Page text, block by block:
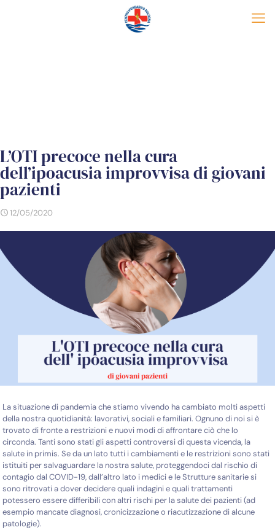
L’OTI precoce nella cura
dell’ipoacusia improvvisa di giovani
pazienti
12/05/2020
La situazione di pandemia che stiamo vivendo ha cambiato molti aspetti
della nostra quotidianità: lavorativi, sociali e familiari. Ognuno di noi si è
trovato di fronte a restrizioni e nuovi modi di affrontare ciò che lo
circonda. Tanti sono stati gli aspetti controversi di questa vicenda, la
salute in primis. Se da un lato tutti i cambiamenti e le restrizioni sono stati
istituiti per salvaguardare la nostra salute, proteggendoci dal rischio di
contagio dal COVID-19, dall’altro lato i medici e le Strutture sanitarie si
sono ritrovati a dover decidere quali indagini e quali trattamenti
potessero essere differibili con altri rischi per la salute dei pazienti (ad
esempio mancate diagnosi, cronicizzazione o riacutizzazione di alcune
patologie).